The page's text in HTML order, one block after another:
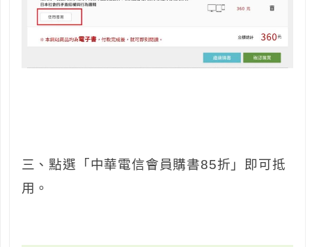
三、點選「中華電信會員購書85折」即可抵
用。